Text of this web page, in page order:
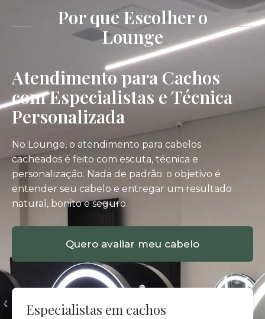
Por que Escolher o
Lounge
Atendimento para Cachos
com Especialistas e Técnica
Personalizada
No Lounge, o atendimento para cabelos
cacheados é feito com escuta, técnica e
personalização. Nada de padrão: o objetivo é
entender seu cabelo e entregar um resultado
natural, bonito e seguro.
Quero avaliar meu cabelo
Especialistas em cachos